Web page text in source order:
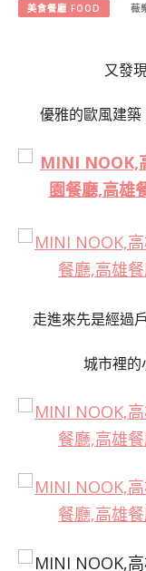
美食餐廳 FOOD 薇
又發
優雅的歐風建
走進來先是經過
城市裡